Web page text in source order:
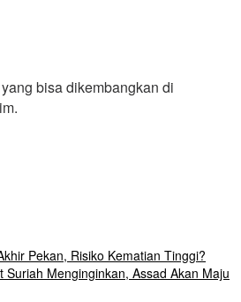
bisa dikembangkan di
Pekan, Risiko Kematian Tinggi?
Suriah Menginginkan, Assad Akan Maju